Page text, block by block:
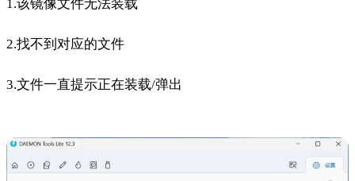
1.该镜像文件无法装载
2.找不到对应的文件
3.文件一直提示正在装载/弹出